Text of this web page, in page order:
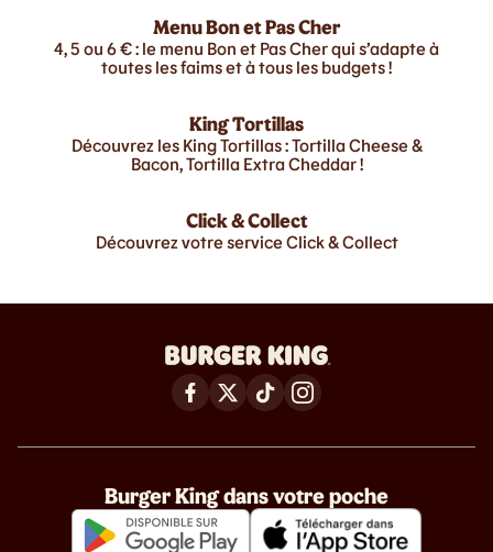
Menu Bon et Pas Cher
4, 5 ou 6 € : le menu Bon et Pas Cher qui s’adapte à
toutes les faims et à tous les budgets !
King Tortillas
Découvrez les King Tortillas : Tortilla Cheese &
Bacon, Tortilla Extra Cheddar !
Click & Collect
Découvrez votre service Click & Collect
Burger King dans votre poche